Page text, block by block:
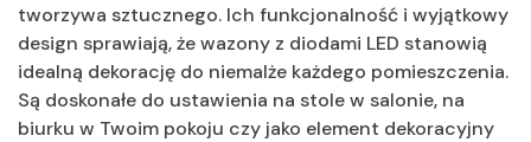
tworzywa sztucznego. Ich funkcjonalność i wyjątkowy
design sprawiają, że wazony z diodami LED stanowią
idealną dekorację do niemalże każdego pomieszczenia.
Są doskonałe do ustawienia na stole w salonie, na
biurku w Twoim pokoju czy jako element dekoracyjny